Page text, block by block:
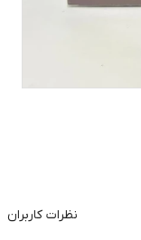
نظرات کاربران